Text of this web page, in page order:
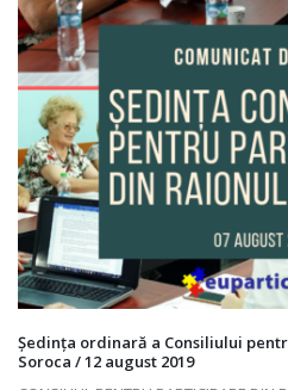
CATEGORII
Anunțuri
COALIȚIA LOCALĂ A SOCIETĂȚII CIVILE
Dezbateri Civice
Tribuna cetățeanului
Consultări publice